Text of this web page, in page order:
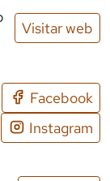
Visitar web
Facebook
Instagram